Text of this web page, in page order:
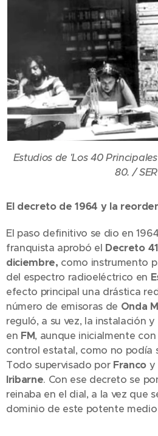
Estudios de 'Los 40
80. / SER
El decreto de 1964 y la
El paso definitivo se dio en
franquista aprobó el Decreto
diciembre, como instrumento
del espectro radioeléctrico en
efecto principal una drástica
número de emisoras de Onda
reguló, a su vez, la instalación
en FM, aunque inicialmente
control estatal, como no podía
Todo supervisado por Franco y
Iribarne. Con ese decreto se
reinaba en el dial, a la vez que
dominio de este potente